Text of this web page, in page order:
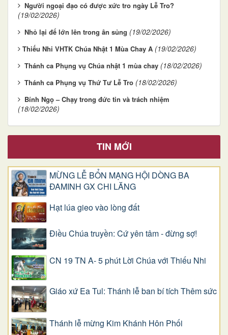
Người ngoại đạo có được xức tro ngày Lễ Tro?
(19/02/2026)
Nhỏ lại để lớn lên trong ân sủng (19/02/2026)
​​​​​​​Thiếu Nhi VHTK Chúa Nhật 1 Mùa Chay A (19/02/2026)
Thánh ca Phụng vụ Chúa nhật 1 mùa chay (18/02/2026)
Thánh ca Phụng vụ Thứ Tư Lễ Tro (18/02/2026)
Bính Ngọ – Chạy trong đức tin và trách nhiệm
(18/02/2026)
TIN MỚI
MỪNG LỄ BỔN MẠNG HỘI DÒNG BA
ĐAMINH GX CHI LĂNG
Hạt lúa gieo vào lòng đất
Điều Chúa truyền: Cứ yên tâm - đừng sợ!
CN 19 TN A- 5 phút Lời Chúa với Thiếu Nhi
Giáo xứ Ea Tul: Thánh lễ ban bí tích Thêm sức
Thánh lễ mừng Kim Khánh Hôn Phối